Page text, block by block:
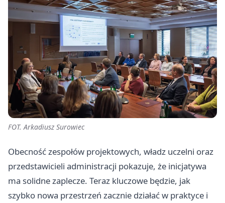
FOT. Arkadiusz Surowiec
Obecność zespołów projektowych, władz uczelni oraz
przedstawicieli administracji pokazuje, że inicjatywa
ma solidne zaplecze. Teraz kluczowe będzie, jak
szybko nowa przestrzeń zacznie działać w praktyce i